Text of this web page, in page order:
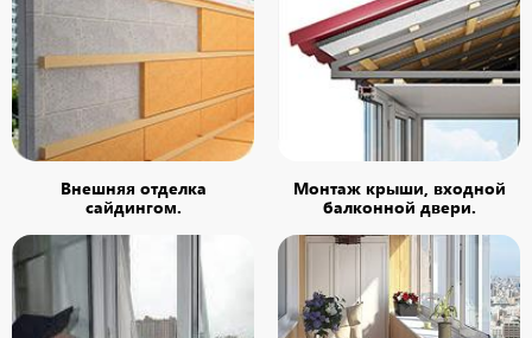
Внешняя отделка
сайдингом.
Монтаж крыши, входной
балконной двери.